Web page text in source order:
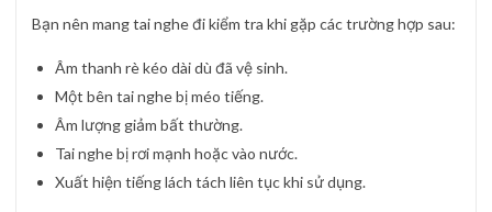
Bạn nên mang tai nghe đi kiểm tra khi gặp các trường hợp sau:
Âm thanh rè kéo dài dù đã vệ sinh.
Một bên tai nghe bị méo tiếng.
Âm lượng giảm bất thường.
Tai nghe bị rơi mạnh hoặc vào nước.
Xuất hiện tiếng lách tách liên tục khi sử dụng.